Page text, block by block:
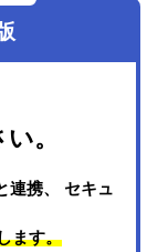
。
携、
セキュ
ます。